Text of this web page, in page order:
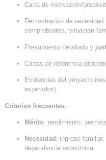
Carta de motivación/
Demostración de
comprobantes, situación
Presupuesto detallado y
Cartas de referencia
Evidencias del proyecto
esperados).
Criterios frecuentes.
Mérito: rendimiento,
Necesidad : ingreso
dependencia económica.